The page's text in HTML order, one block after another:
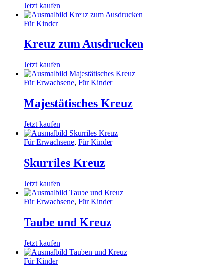
Jetzt kaufen
Für Kinder
Kreuz zum Ausdrucken
Jetzt kaufen
Für Erwachsene, Für Kinder
Majestätisches Kreuz
Jetzt kaufen
Für Erwachsene, Für Kinder
Skurriles Kreuz
Jetzt kaufen
Für Erwachsene, Für Kinder
Taube und Kreuz
Jetzt kaufen
Für Kinder